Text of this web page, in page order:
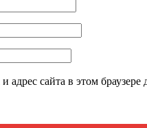
адрес сайта в этом